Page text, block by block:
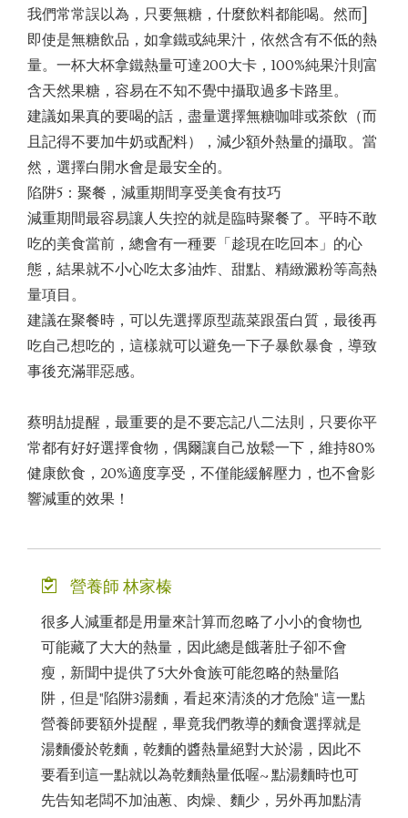
我們常常誤以為，只要無糖，什麼飲料都能喝。然而]
即使是無糖飲品，如拿鐵或純果汁，依然含有不低的熱
量。一杯大杯拿鐵熱量可達200大卡，100%純果汁則富
含天然果糖，容易在不知不覺中攝取過多卡路里。
建議如果真的要喝的話，盡量選擇無糖咖啡或茶飲（而
且記得不要加牛奶或配料），減少額外熱量的攝取。當
然，選擇白開水會是最安全的。
陷阱5：聚餐，減重期間享受美食有技巧
減重期間最容易讓人失控的就是臨時聚餐了。平時不敢
吃的美食當前，總會有一種要「趁現在吃回本」的心
態，結果就不小心吃太多油炸、甜點、精緻澱粉等高熱
量項目。
建議在聚餐時，可以先選擇原型蔬菜跟蛋白質，最後再
吃自己想吃的，這樣就可以避免一下子暴飲暴食，導致
事後充滿罪惡感。
蔡明劼提醒，最重要的是不要忘記八二法則，只要你平
常都有好好選擇食物，偶爾讓自己放鬆一下，維持80%
健康飲食，20%適度享受，不僅能緩解壓力，也不會影
響減重的效果！
營養師 林家榛
很多人減重都是用量來計算而忽略了小小的食物也
可能藏了大大的熱量，因此總是餓著肚子卻不會
瘦，新聞中提供了5大外食族可能忽略的熱量陷
阱，但是"陷阱3湯麵，看起來清淡的才危險" 這一點
營養師要額外提醒，畢竟我們教導的麵食選擇就是
湯麵優於乾麵，乾麵的醬熱量絕對大於湯，因此不
要看到這一點就以為乾麵熱量低喔~ 點湯麵時也可
先告知老闆不加油蔥、肉燥、麵少，另外再加點清